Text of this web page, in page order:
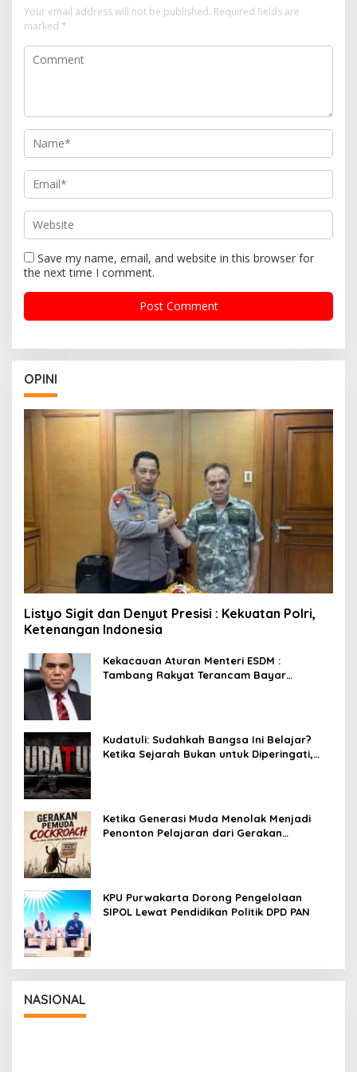
Your email address will not be published. Required fields are
marked *
Save my name, email, and website in this browser for
the next time I comment.
OPINI
Listyo Sigit dan Denyut Presisi : Kekuatan Polri,
Ketenangan Indonesia
Kekacauan Aturan Menteri ESDM :
Tambang Rakyat Terancam Bayar
Kudatuli: Sudahkah Bangsa Ini Belajar?
Ketika Sejarah Bukan untuk Diperingati,
Ketika Generasi Muda Menolak Menjadi
Penonton Pelajaran dari Gerakan
KPU Purwakarta Dorong Pengelolaan
SIPOL Lewat Pendidikan Politik DPD PAN
NASIONAL